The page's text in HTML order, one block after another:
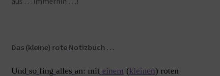
Das (kleine) rote Notizbuch …
Und so fing alles an: mit einem (kleinen) roten